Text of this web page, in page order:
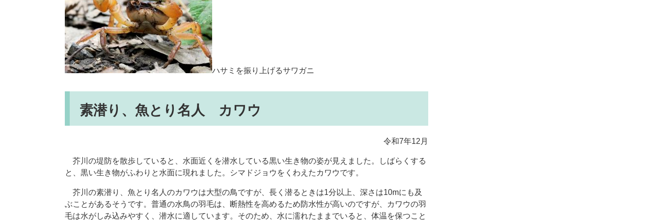
ハサミを振り上げるサワガニ
素潜り、魚とり名人 カワウ
令和7年12月
芥川の堤防を散歩していると、水面近くを潜水している黒い生き物の姿が見えました。しばらくする
と、黒い生き物がふわりと水面に現れました。シマドジョウをくわえたカワウです。
芥川の素潜り、魚とり名人のカワウは大型の鳥ですが、長く潜るときは1分以上、深さは10mにも及
ぶことがあるそうです。普通の水鳥の羽毛は、断熱性を高めるため防水性が高いのですが、カワウの羽
毛は水がしみ込みやすく、潜水に適しています。そのため、水に濡れたままでいると、体温を保つこと